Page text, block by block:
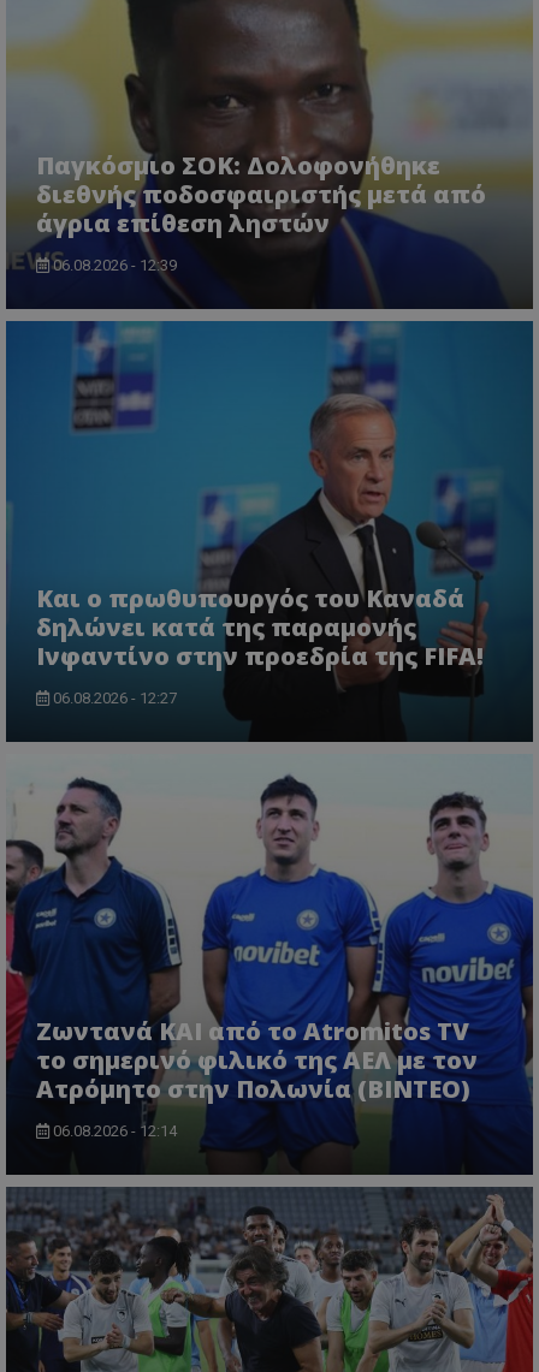
Παγκόσμιο ΣΟΚ: Δολοφονήθηκε
διεθνής ποδοσφαιριστής μετά από
άγρια επίθεση ληστών
06.08.2026 - 12:39
Και ο πρωθυπουργός του Καναδά
δηλώνει κατά της παραμονής
Ινφαντίνο στην προεδρία της FIFA!
06.08.2026 - 12:27
Ζωντανά ΚΑΙ από το Atromitos TV
το σημερινό φιλικό της ΑΕΛ με τον
Ατρόμητο στην Πολωνία (ΒΙΝΤΕΟ)
06.08.2026 - 12:14